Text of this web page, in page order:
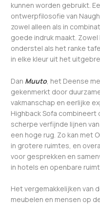
kunnen worden gebruikt.
ontwerpfilosofie van
zowel alleen als in
goede indruk maakt.
onderstel als het ranke
in elke kleur uit het
Dan Muuto, het Deense
gekenmerkt door
vakmanschap en eerlijke
Highback Sofa
scherpe verfijnde lijnen
een hoge rug. Zo kan met
in grotere ruimtes, en
voor gesprekken en
in hotels en openbare
Het vergemakkelijken van
meubelen en mensen op